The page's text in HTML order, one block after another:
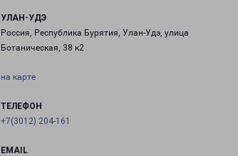
УЛАН-УДЭ
Россия, Республика Бурятия, Улан-Удэ, улица
Ботаническая, 38 к2
на карте
ТЕЛЕФОН
+7(3012) 204-161
EMAIL